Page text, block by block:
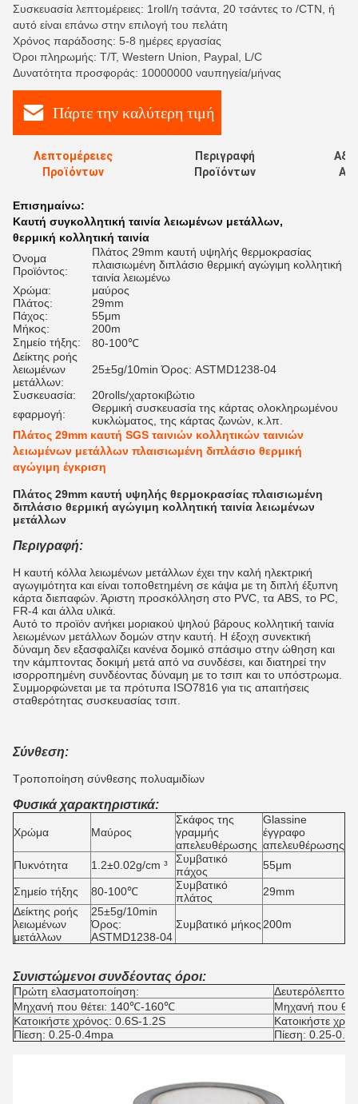
Συσκευασία λεπτομέρειες: 1roll/η τσάντα, 20 τσάντες το /CTN, ή
αυτό είναι επάνω στην επιλογή του πελάτη
Χρόνος παράδοσης: 5-8 ημέρες εργασίας
Όροι πληρωμής: T/T, Western Union, Paypal, L/C
Δυνατότητα προσφοράς: 10000000 ναυπηγεία/μήνας
Πάρτε την καλύτερη τιμή
Λεπτομέρειες
Προϊόντων
Περιγραφή
Προϊόντων
Επισημαίνω:
Καυτή συγκολλητική ταινία λειωμένων μετάλλων,
θερμική κολλητική ταινία
Όνομα
Προϊόντος:
Πλάτος 29mm καυτή υψηλής θερμοκρασίας
πλαισιωμένη διπλάσιο θερμική αγώγιμη κολλητική
ταινία λειωμένω
Χρώμα:
μαύρος
Πλάτος:
29mm
Πάχος:
55μm
Μήκος:
200m
Σημείο τήξης:
80-100℃
Δείκτης ροής
λειωμένων
μετάλλων:
25±5g/10min Όρος: ASTMD1238-04
Συσκευασία:
20rolls/χαρτοκιβώτιο
εφαρμογή:
Θερμική συσκευασία της κάρτας ολοκληρωμένου
κυκλώματος, της κάρτας ζωνών, κ.λπ.
Πλάτος 29mm καυτή SGS ταινιών κολλητικών ταινιών
λειωμένων μετάλλων πλαισιωμένη διπλάσιο θερμική
αγώγιμη έγκριση
Πλάτος 29mm καυτή υψηλής θερμοκρασίας πλαισιωμένη
διπλάσιο θερμική αγώγιμη κολλητική ταινία λειωμένων
μετάλλων
Περιγραφή:
Η καυτή κόλλα λειωμένων μετάλλων έχει την καλή ηλεκτρική
αγωγιμότητα και είναι τοποθετημένη σε κάψα με τη διπλή έξυπνη
κάρτα διεπαφών. Άριστη προσκόλληση στο PVC, τα ABS, το PC,
FR-4 και άλλα υλικά.
Αυτό το προϊόν ανήκει μοριακού ψηλού βάρους κολλητική ταινία
λειωμένων μετάλλων δομών στην καυτή. Η έξοχη συνεκτική
δύναμη δεν εξασφαλίζει κανένα δομικό σπάσιμο στην ώθηση και
την κάμπτοντας δοκιμή μετά από να συνδέσει, και διατηρεί την
ισορροπημένη συνδέοντας δύναμη με το τσιπ και το υπόστρωμα.
Συμμορφώνεται με τα πρότυπα ISO7816 για τις απαιτήσεις
σταθερότητας συσκευασίας τσιπ.
Σύνθεση:
Τροποποίηση σύνθεσης πολυαμιδίων
Φυσικά χαρακτηριστικά:
Χρώμα Μαύρος
Σκάφος της
γραμμής
απελευθέρωσης
Glassine
έγγραφο
απελευθέρωσης
Πυκνότητα
1.2±0.02g/cm ³
Συμβατικό
πάχος
55μm
Σημείο τήξης 80-100℃
Συμβατικό
πλάτος
29mm
Δείκτης ροής
λειωμένων
μετάλλων
25±5g/10min
Όρος:
ASTMD1238-04
Συμβατικό μήκος 200m
Συνιστώμενοι συνδέοντας όροι:
Πρώτη ελασματοποίηση:
Δευτερόλεπτο
Μηχανή που θέτει: 140℃-160℃
Μηχανή που
Κατοικήστε χρόνος: 0.6S-1.2S
Κατοικήστε
Πίεση: 0.25-0.4mpa
Πίεση: 0.25-